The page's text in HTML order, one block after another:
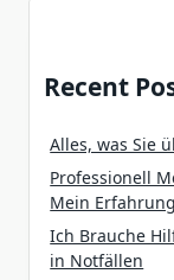
Recent
Alles, was Sie
Professionell
Mein
Ich Brauche
in Notfällen